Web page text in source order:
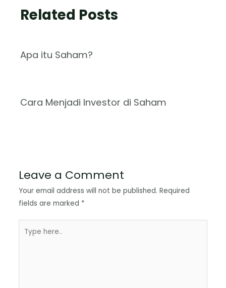
Related Posts
Apa itu Saham?
Cara Menjadi Investor di Saham
Leave a Comment
Your email address will not be published. Required
fields are marked *